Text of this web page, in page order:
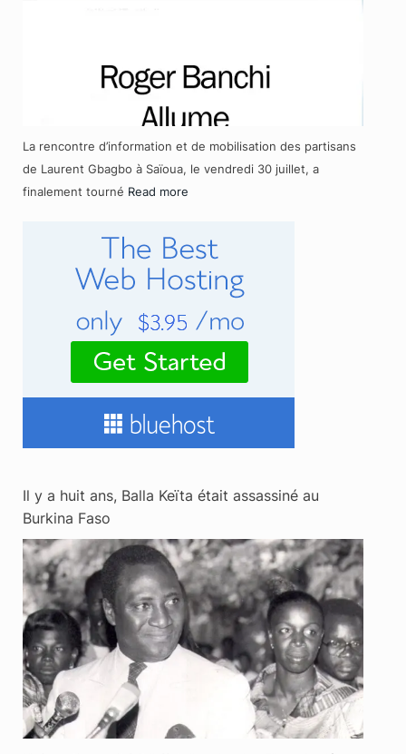
La rencontre d’information et de mobilisation des partisans
de Laurent Gbagbo à Saïoua, le vendredi 30 juillet, a
finalement tourné Read more
Il y a huit ans, Balla Keïta était assassiné au
Burkina Faso